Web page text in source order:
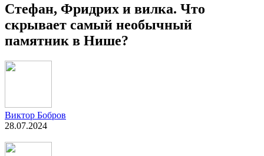
Стефан, Фридрих и вилка. Что
скрывает самый необычный
памятник в Нише?
Виктор Бобров
28.07.2024